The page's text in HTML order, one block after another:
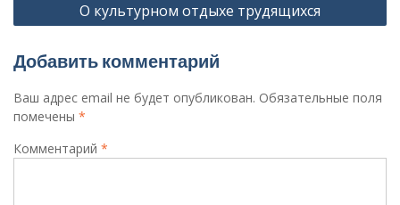
записямО культурном отдыхе трудящихся
Добавить комментарий
Ваш адрес email не будет опубликован. Обязательные поля
помечены *
Комментарий *